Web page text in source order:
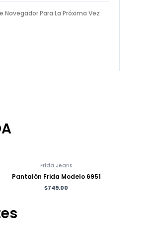
Navegador Para La Próxima Vez
Frida Jeans
Pantalón Frida Modelo 6951
$749.00